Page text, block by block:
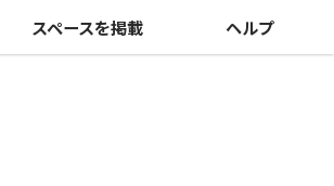
スペースを掲載 ヘルプ